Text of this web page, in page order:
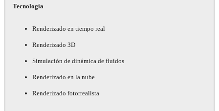
Tecnología
Renderizado en tiempo real
Renderizado 3D
Simulación de dinámica de fluidos
Renderizado en la nube
Renderizado fotorrealista